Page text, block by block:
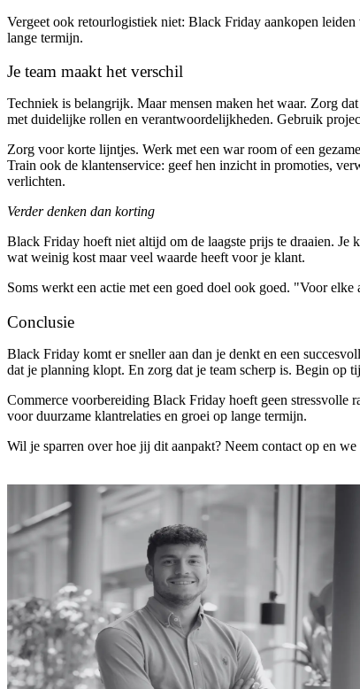
Vergeet ook retourlogistiek niet: Black Friday aankopen
lange termijn.
Je team maakt het verschil
Techniek is belangrijk. Maar mensen maken het waar. Zorg
met duidelijke rollen en verantwoordelijkheden. Gebruik
Zorg voor korte lijntjes. Werk met een war room of een
Train ook de klantenservice: geef hen inzicht in promoties,
verlichten.
Verder denken dan korting
Black Friday hoeft niet altijd om de laagste prijs te draaien. Je
wat weinig kost maar veel waarde heeft voor je klant.
Soms werkt een actie met een goed doel ook goed. "Voor
Conclusie
Black Friday komt er sneller aan dan je denkt en een
dat je planning klopt. En zorg dat je team scherp is. Begin op
Commerce voorbereiding Black Friday hoeft geen stressvolle
voor duurzame klantrelaties en groei op lange termijn.
Wil je sparren over hoe jij dit aanpakt? Neem contact op en we